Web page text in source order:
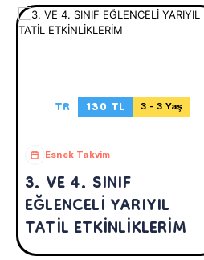
TR 130 TL 3 - 3 Yaş
Esnek Takvim
3. VE 4. SINIF
EĞLENCELİ YARIYIL
TATİL ETKİNLİKLERİM